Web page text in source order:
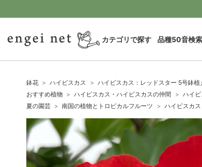
カテゴリで探す 品種50音検索
鉢花 ハイビスカス
ハイビスカス：レッドスター 5号鉢植
おすすめ植物
ハイビスカス・ハイビスカスの仲間
ハイ
夏の園芸
南国の植物とトロピカルフルーツ ハイビスカ